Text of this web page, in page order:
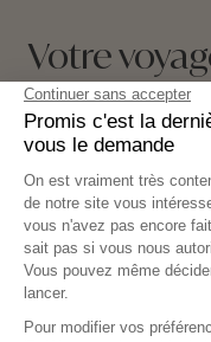
Votre
étapes
01